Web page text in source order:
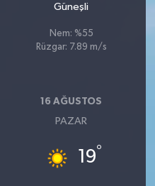
Güneşli
Nem: %55
Rüzgar: 7.89 m/s
16 AĞUSTOS
PAZAR
19°